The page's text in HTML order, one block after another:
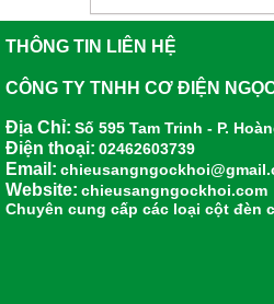
THÔNG
CÔNG TY TNHH CƠ ĐIỆN
Địa Chỉ: Số 595 Tam Trinh - P.
Điện thoại: 02462603739
Email:
Website: chieusangngockhoi.com
Chuyên cung cấp các loại cột đèn